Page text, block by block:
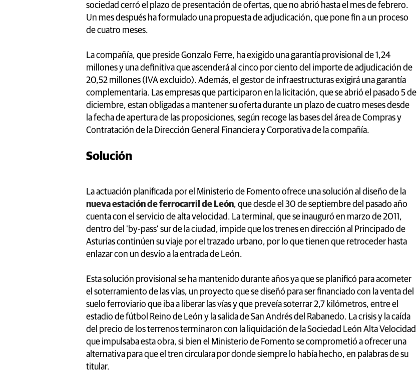
sociedad cerró el plazo de presentación de ofertas, que no abrió hasta el mes de febrero.
Un mes después ha formulado una propuesta de adjudicación, que pone fin a un proceso
de cuatro meses.
La compañía, que preside Gonzalo Ferre, ha exigido una garantía provisional de 1,24
millones y una definitiva que ascenderá al cinco por ciento del importe de adjudicación de
20,52 millones (IVA excluido). Además, el gestor de infraestructuras exigirá una garantía
complementaria. Las empresas que participaron en la licitación, que se abrió el pasado 5 de
diciembre, estan obligadas a mantener su oferta durante un plazo de cuatro meses desde
la fecha de apertura de las proposiciones, según recoge las bases del área de Compras y
Contratación de la Dirección General Financiera y Corporativa de la compañía.
Solución
La actuación planificada por el Ministerio de Fomento ofrece una solución al diseño de la
nueva estación de ferrocarril de León, que desde el 30 de septiembre del pasado año
cuenta con el servicio de alta velocidad. La terminal, que se inauguró en marzo de 2011,
dentro del 'by-pass' sur de la ciudad, impide que los trenes en dirección al Principado de
Asturias continúen su viaje por el trazado urbano, por lo que tienen que retroceder hasta
enlazar con un desvío a la entrada de León.
Esta solución provisional se ha mantenido durante años ya que se planificó para acometer
el soterramiento de las vías, un proyecto que se diseñó para ser financiado con la venta del
suelo ferroviario que iba a liberar las vías y que preveía soterrar 2,7 kilómetros, entre el
estadio de fútbol Reino de León y la salida de San Andrés del Rabanedo. La crisis y la caída
del precio de los terrenos terminaron con la liquidación de la Sociedad León Alta Velocidad
que impulsaba esta obra, si bien el Ministerio de Fomento se comprometió a ofrecer una
alternativa para que el tren circulara por donde siempre lo había hecho, en palabras de su
titular.